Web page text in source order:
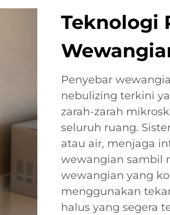
Teknologi
Penyebar
nebulizing terkini
zarah-zarah
seluruh ruang.
atau air, menjaga
wewangian sambil
wewangian yang
menggunakan
halus yang segera